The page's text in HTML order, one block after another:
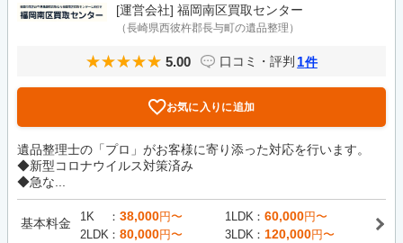
[運営会社] 福岡南区買取センター
（長崎県西彼杵郡長与町の遺品整理）
5.00 口コミ・評判 1件
お気に入りに追加
遺品整理士の「プロ」がお客様に寄り添った対応を行います。
◆新型コロナウイルス対策済み
◆急な...
基本料金 1K 38,000円〜 1LDK 60,000円〜
2LDK
80,000円〜 3LDK 120,000円〜